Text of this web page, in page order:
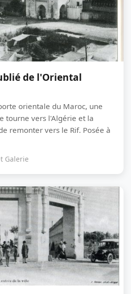
de l'Oriental
orientale du Maroc, une
tourne vers l'Algérie et la
remonter vers le Rif. Posée à
Galerie